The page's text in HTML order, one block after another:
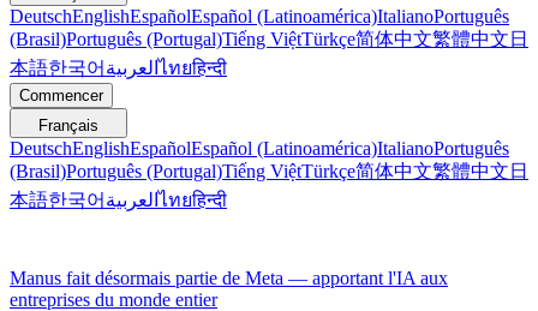
DeutschEnglishEspañolEspañol (Latinoamérica)ItalianoPortuguês
(Brasil)Português (Portugal)Tiếng ViệtTürkçe简体中文繁體中文 日
本語한국어 العربيةไทยहिन्दी
Commencer
Français
DeutschEnglishEspañolEspañol (Latinoamérica)ItalianoPortuguês
(Brasil)Português (Portugal)Tiếng ViệtTürkçe简体中文繁體中文 日
本語한국어 العربيةไทยहिन्दी
Manus fait désormais partie de Meta — apportant l'IA aux
entreprises du monde entier